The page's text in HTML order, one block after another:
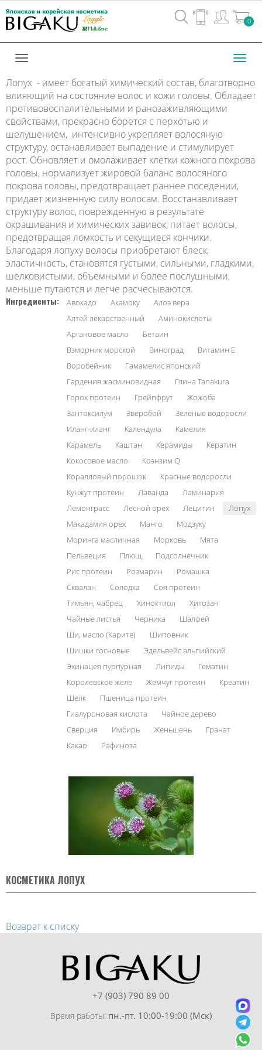
Вход
/
0
Лопух - имеет богатый химический состав, благотворно
влияющий на состояние волос и кожи головы. Обладает
противовоспалительными и ранозаживляющими
свойствами, прекрасно борется с перхотью и
шелушением, интенсивно укрепляет волосяную
структуру, останавливает выпадение и стимулирует
рост. Обновляет и омолаживает клетки кожного покрова
головы, нормализует жировой баланс волосяного
покрова головы, предотвращает раннее поседении,
придает жизненную силу волосам. Восстанавливает
структуру волос, поврежденную в результате
окрашивания и химических завивок, питает волосы,
предотвращая ломкость и секущиеся кончики.
Благодаря лопуху волосы приобретают блеск,
эластичность, становятся густыми, сильными, гладкими,
шелковистыми, объемными и более послушными,
меньше путаются и легче расчесываются.
Ингредиенты: Авокадо Акамоку
Алоэ вера
Алтей лекарственный
Аминокислоты
Аргановое масло
Бетаин
Взморник морской
Виноград
Витамин Е
Воробейник
Гамамелис японский
Гардения жасминовидная
Глина Tanakura
Горох протеин
Грейпфрут
Жожоба
Зантоксилум
Зверобой
Зеленые водоросли
Иланг-иланг
Календула
Камелия
Карамель
Каштан Керамиды
Кератин
Кокосовое масло
Коэнзим Q
Коралловый порошок
Красные водоросли
Кунжут протеин
Лаванда
Ламинария
Лемонграсс
Лесной орех Лецитин
Лопух
Макадамия орех
Манго
Модзуку
Моринга масличная
Морковь
Мята
Пельвеция
Плющ
Подсолнечник
Рис протеин
Розмарин
Ромашка
Сквалан
Солодка
Соя протеин
Тимьян, чабрец
Хиноктиол
Хитозан
Чайные листья
Черника
Шалфей
Ши, масло (Карите)
Шиповник
Шишки сосновые
Эдельвейс альпийский
Эхинацея пурпурная
Липиды
Гематин
Королевское желе
Жемчуг протеин
Креатин
Шелк
Пшеница протеин
Гиалуроновая кислота
Чайное дерево
Сверция
Имбирь Женьшень
Гранат
Какао
Рафиноза
КОСМЕТИКА ЛОПУХ
Возврат к списку
+7 (903) 790 89 00
Время работы: пн.-пт. 10:00-19:00 (Мск)